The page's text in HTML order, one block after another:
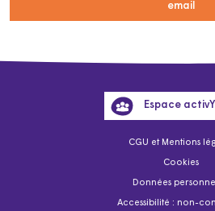
email
CGU et Mentions
Cookies
Données
Accessibilité : non-
Espace